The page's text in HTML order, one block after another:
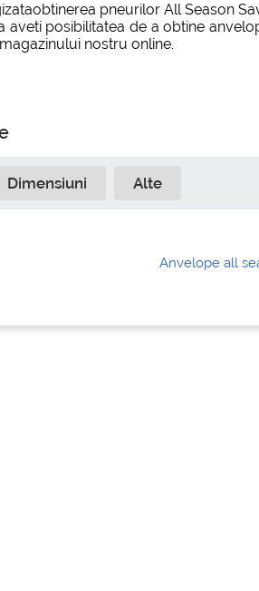
pneurilor All Season
aveti posibilitatea de a obtine
nostru online.
Dimensiuni Alte
Anvelope all